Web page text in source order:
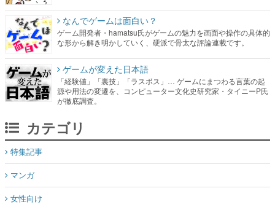
なんでゲームは面白い？
ゲーム開発者・hamatsu氏がゲームの魅力を画面や操作の具体的
な形から解き明かしていく、硬派で骨太な評論連載です。
ゲームが変えた日本語
「経験値」「裏技」「ラスボス」… ゲームにまつわる言葉の起
源や用法の変遷を、コンピューター文化史研究家・タイニーP氏
が徹底調査。
カテゴリ
特集記事
マンガ
女性向け